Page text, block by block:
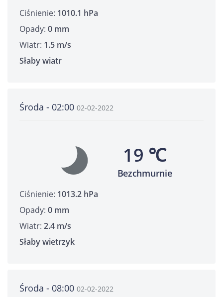
Ciśnienie: 1010.1 hPa
Opady: 0 mm
Wiatr: 1.5 m/s
Słaby wiatr
Środa - 02:00 02-02-2022
19 ℃
Bezchmurnie
Ciśnienie: 1013.2 hPa
Opady: 0 mm
Wiatr: 2.4 m/s
Słaby wietrzyk
Środa - 08:00 02-02-2022